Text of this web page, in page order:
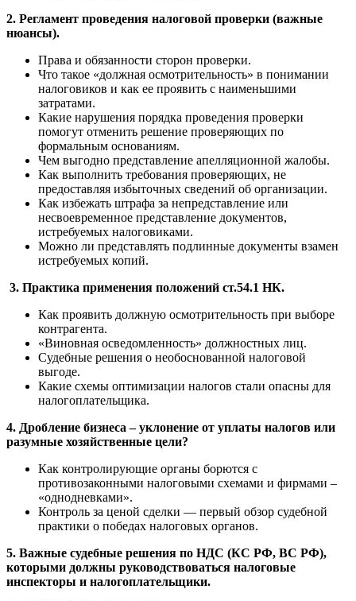
2. Регламент проведения налоговой проверки (важные
нюансы).
Права и обязанности сторон проверки.
Что такое «должная осмотрительность» в понимании
налоговиков и как ее проявить с наименьшими
затратами.
Какие нарушения порядка проведения проверки
помогут отменить решение проверяющих по
формальным основаниям.
Чем выгодно представление апелляционной жалобы.
Как выполнить требования проверяющих, не
предоставляя избыточных сведений об организации.
Как избежать штрафа за непредставление или
несвоевременное представление документов,
истребуемых налоговиками.
Можно ли представлять подлинные документы взамен
истребуемых копий.
3. Практика применения положений ст.54.1 НК.
Как проявить должную осмотрительность при выборе
контрагента.
«Виновная осведомленность» должностных лиц.
Судебные решения о необоснованной налоговой
выгоде.
Какие схемы оптимизации налогов стали опасны для
налогоплательщика.
4. Дробление бизнеса – уклонение от уплаты налогов или
разумные хозяйственные цели?
Как контролирующие органы борются с
противозаконными налоговыми схемами и фирмами –
«однодневками».
Контроль за ценой сделки — первый обзор судебной
практики о победах налоговых органов.
5. Важные судебные решения по НДС (КС РФ, ВС РФ),
которыми должны руководствоваться налоговые
инспекторы и налогоплательщики.